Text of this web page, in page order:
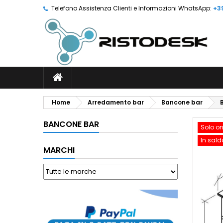
Telefono Assistenza Clienti e Informazioni WhatsApp:
Home Arredamento bar Bancone bar
BANCONE BAR
MARCHI
Solo
In